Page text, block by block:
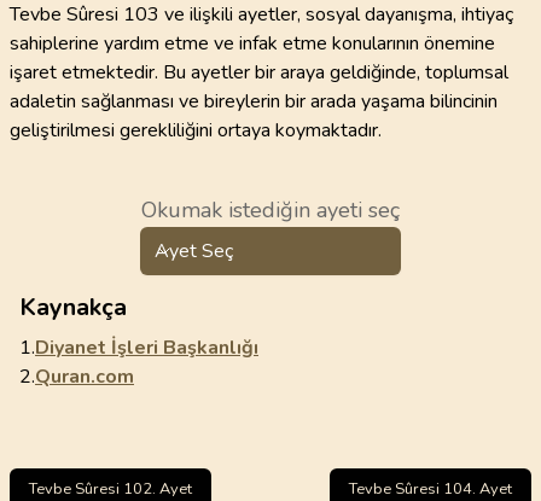
Tevbe Sûresi 103 ve ilişkili ayetler, sosyal dayanışma, ihtiyaç
sahiplerine yardım etme ve infak etme konularının önemine
işaret etmektedir. Bu ayetler bir araya geldiğinde, toplumsal
adaletin sağlanması ve bireylerin bir arada yaşama bilincinin
geliştirilmesi gerekliliğini ortaya koymaktadır.
Okumak istediğin ayeti seç
Ayet Seç
Kaynakça
1.Diyanet İşleri Başkanlığı
2.Quran.com
Tevbe Sûresi 102. Ayet Tevbe Sûresi 104. Ayet